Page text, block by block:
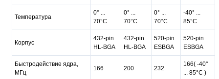
Температура
0° ...
70°C
0° ...
70°C
0° ...
70°C
-40° ...
85°C
Корпус
432-pin
HL-BGA
432-pin
HL-BGA
520-pin
ESBGA
520-pin
ESBGA
Быстродействие ядра,
МГц
166 200 232
166( -40°
... 85°C )